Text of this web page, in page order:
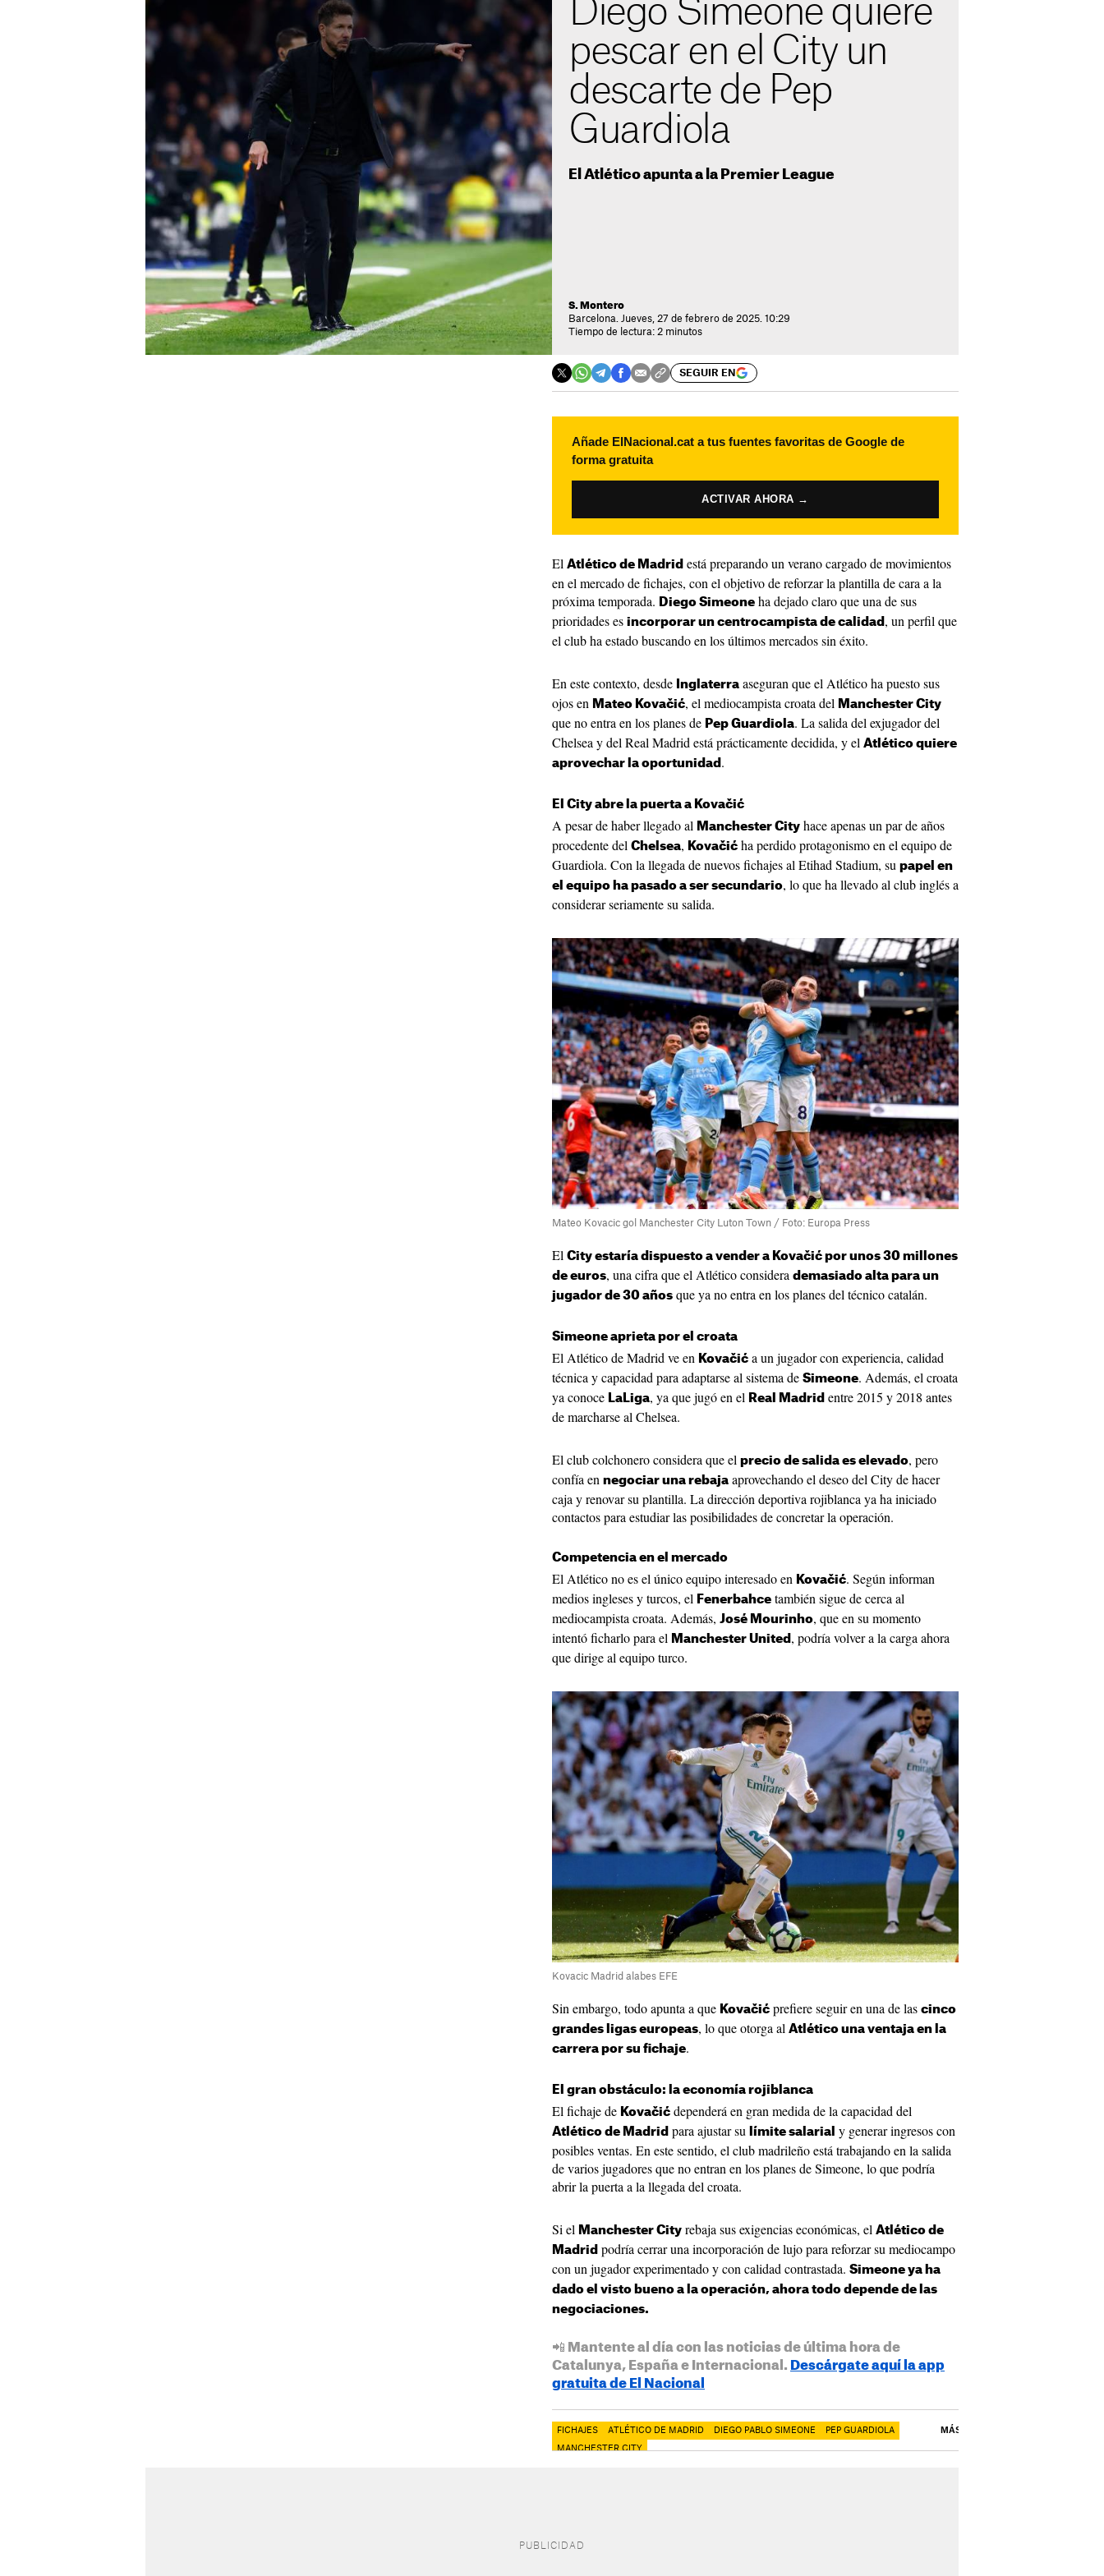
Diego Simeone quiere
pescar en el City un
descarte de Pep
Guardiola
El Atlético apunta a la Premier League
S. Montero
Barcelona. Jueves, 27 de febrero de 2025. 10:29
Tiempo de lectura: 2 minutos
SEGUIR EN
Añade ElNacional.cat a tus fuentes favoritas de Google de
forma gratuita
ACTIVAR AHORA →
El Atlético de Madrid está preparando un verano cargado de movimientos
en el mercado de fichajes, con el objetivo de reforzar la plantilla de cara a la
próxima temporada. Diego Simeone ha dejado claro que una de sus
prioridades es incorporar un centrocampista de calidad , un perfil que
el club ha estado buscando en los últimos mercados sin éxito.
En este contexto, desde Inglaterra aseguran que el Atlético ha puesto sus
ojos en Mateo Kovačić, el mediocampista croata del Manchester City
que no entra en los planes de Pep Guardiola. La salida del exjugador del
Chelsea y del Real Madrid está prácticamente decidida, y el Atlético quiere
aprovechar la oportunidad .
El City abre la puerta a Kovačić
A pesar de haber llegado al Manchester City hace apenas un par de años
procedente del Chelsea, Kovačić ha perdido protagonismo en el equipo de
Guardiola. Con la llegada de nuevos fichajes al Etihad Stadium, su papel en
el equipo ha pasado a ser secundario, lo que ha llevado al club inglés a
considerar seriamente su salida.
Mateo Kovacic gol Manchester City Luton Town / Foto: Europa Press
El City estaría dispuesto a vender a Kovačić por unos 30 millones
de euros, una cifra que el Atlético considera demasiado alta para un
jugador de 30 años que ya no entra en los planes del técnico catalán.
Simeone aprieta por el croata
El Atlético de Madrid ve en Kovačić a un jugador con experiencia, calidad
técnica y capacidad para adaptarse al sistema de Simeone. Además, el croata
ya conoce LaLiga, ya que jugó en el Real Madrid entre 2015 y 2018 antes
de marcharse al Chelsea.
El club colchonero considera que el precio de salida es elevado, pero
confía en negociar una rebaja aprovechando el deseo del City de hacer
caja y renovar su plantilla. La dirección deportiva rojiblanca ya ha iniciado
contactos para estudiar las posibilidades de concretar la operación.
Competencia en el mercado
El Atlético no es el único equipo interesado en Kovačić. Según informan
medios ingleses y turcos, el Fenerbahce también sigue de cerca al
mediocampista croata. Además, José Mourinho, que en su momento
intentó ficharlo para el Manchester United , podría volver a la carga ahora
que dirige al equipo turco.
Kovacic Madrid alabes EFE
Sin embargo, todo apunta a que Kovačić prefiere seguir en una de las cinco
grandes ligas europeas, lo que otorga al Atlético una ventaja en la
carrera por su fichaje.
El gran obstáculo: la economía rojiblanca
El fichaje de Kovačić dependerá en gran medida de la capacidad del
Atlético de Madrid para ajustar su límite salarial y generar ingresos con
posibles ventas. En este sentido, el club madrileño está trabajando en la salida
de varios jugadores que no entran en los planes de Simeone, lo que podría
abrir la puerta a la llegada del croata.
Si el Manchester City rebaja sus exigencias económicas, el Atlético de
Madrid podría cerrar una incorporación de lujo para reforzar su mediocampo
con un jugador experimentado y con calidad contrastada. Simeone ya ha
dado el visto bueno a la operación, ahora todo depende de las
negociaciones.
📲 Mantente al día con las noticias de última hora de
Catalunya, España e Internacional. Descárgate aquí la app
gratuita de El Nacional
FICHAJES ATLÉTICO DE MADRID DIEGO PABLO SIMEONE PEP GUARDIOLA
MANCHESTER CITY
MÁS